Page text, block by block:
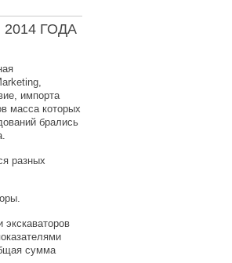
ГОДА
импорта
масса которых
брались
разных
экскаваторов
сумма